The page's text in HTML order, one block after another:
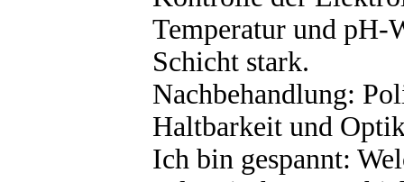
Temperatur und pH-
Schicht stark.
Nachbehandlung:
Haltbarkeit und
Ich bin gespannt: